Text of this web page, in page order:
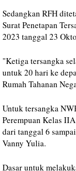
Sedangkan RFH
Surat Penetapan
2023 tanggal 23
"Ketiga tersangka
untuk 20 hari ke
Rumah Tahanan
Untuk tersangka
Perempuan Kelas
dari tanggal 6
Vanny Yulia.
Dasar untuk